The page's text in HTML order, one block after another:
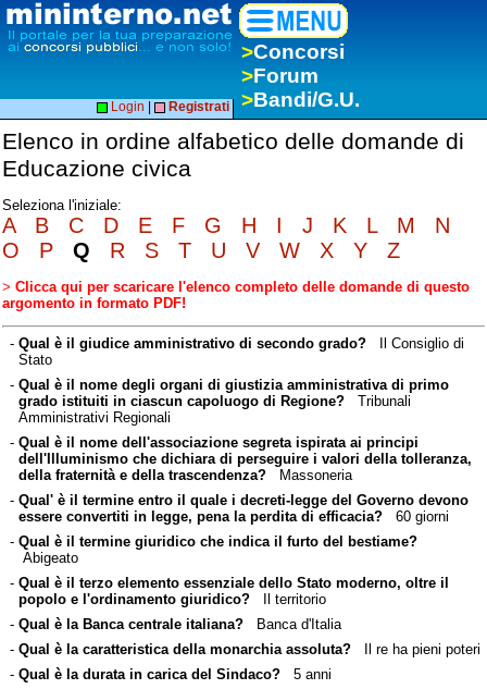
>Concorsi
>Forum
>Bandi/G.U.
Login Registrati
Elenco in ordine alfabetico delle domande di
Educazione civica
Seleziona l'iniziale:
A B C D E F G H I J K L M
N
O
P Q R S T U V W X Y Z
> Clicca qui per scaricare l'elenco completo delle domande di questo
argomento in formato PDF!
- Qual è il giudice amministrativo di secondo grado?Il Consiglio di
Stato
- Qual è il nome degli organi di giustizia amministrativa di primo
grado istituiti in ciascun capoluogo di Regione?Tribunali
Amministrativi Regionali
- Qual è il nome dell'associazione segreta ispirata ai principi
dell'Illuminismo che dichiara di perseguire i valori della tolleranza,
della fraternità e della trascendenza?Massoneria
- Qual' è il termine entro il quale i decreti-legge del Governo devono
essere convertiti in legge, pena la perdita di efficacia?60 giorni
- Qual è il termine giuridico che indica il furto del bestiame?
Abigeato
- Qual è il terzo elemento essenziale dello Stato moderno, oltre il
popolo e l'ordinamento giuridico?Il territorio
- Qual è la Banca centrale italiana?Banca d'Italia
- Qual è la caratteristica della monarchia assoluta?Il re ha pieni poteri
- Qual è la durata in carica del Sindaco?5 anni